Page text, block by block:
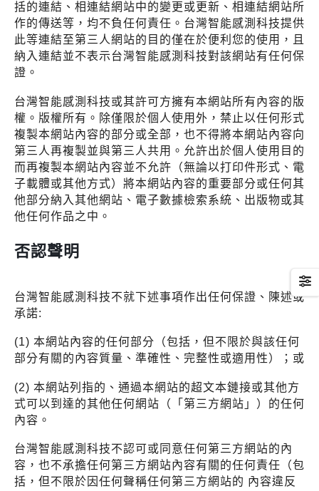
括的連結、相連結網站中的變更或更新、相連結網站所
作的傳送等，均不負任何責任。台灣智能感測科技提供
此等連結至第三人網站的目的僅在於便利您的使用，且
納入連結並不表示台灣智能感測科技對該網站有任何保
證。
台灣智能感測科技或其許可方擁有本網站所有內容的版
權。版權所有。除僅限於個人使用外，禁止以任何形式
複製本網站內容的部分或全部，也不得將本網站內容向
第三人再複製並與第三人共用。允許出於個人使用目的
而再複製本網站內容並不允許（無論以打印件形式、電
子載體或其他方式）將本網站內容的重要部分或任何其
他部分納入其他網站、電子數據檢索系統、出版物或其
他任何作品之中。
否認聲明
台灣智能感測科技不就下述事項作出任何保證、陳述或
承諾:
(1) 本網站內容的任何部分（包括，但不限於與該任何
部分有關的內容質量、準確性、完整性或適用性）；或
(2) 本網站列指的、通過本網站的超文本鏈接或其他方
式可以到達的其他任何網站（「第三方網站」）的任何
內容。
台灣智能感測科技不認可或同意任何第三方網站的內
容，也不承擔任何第三方網站內容有關的任何責任（包
括，但不限於因任何聲稱任何第三方網站的 內容違反